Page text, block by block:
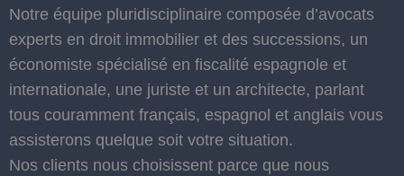
Notre équipe pluridisciplinaire composée d’avocats
experts en droit immobilier et des successions, un
économiste spécialisé en fiscalité espagnole et
internationale, une juriste et un architecte, parlant
tous couramment français, espagnol et anglais vous
assisterons quelque soit votre situation.
Nos clients nous choisissent parce que nous